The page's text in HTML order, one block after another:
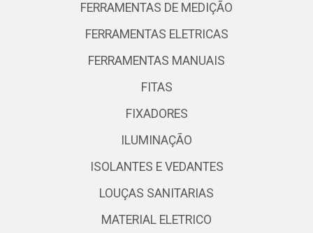
FERRAMENTAS DE MEDIÇÃO
FERRAMENTAS ELETRICAS
FERRAMENTAS MANUAIS
FITAS
FIXADORES
ILUMINAÇÃO
ISOLANTES E VEDANTES
LOUÇAS SANITARIAS
MATERIAL ELETRICO